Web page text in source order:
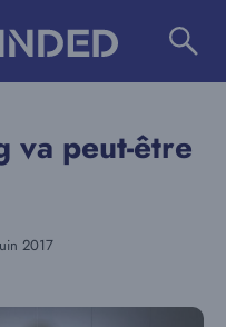
va peut-être
2017